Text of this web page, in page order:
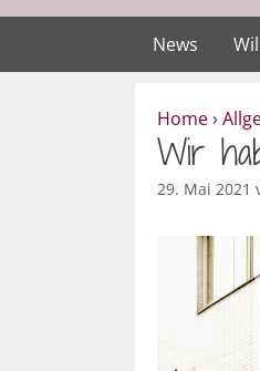
News
Home›
Wir
29. Mai 2021